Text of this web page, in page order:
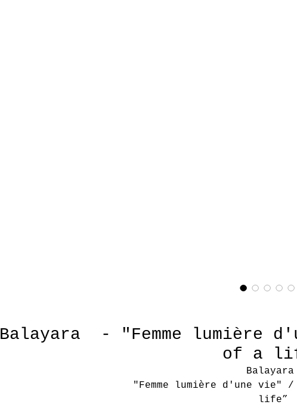
Balayara - "Femme lumière
of a
Balayara
"Femme lumière d'une vie"
life”